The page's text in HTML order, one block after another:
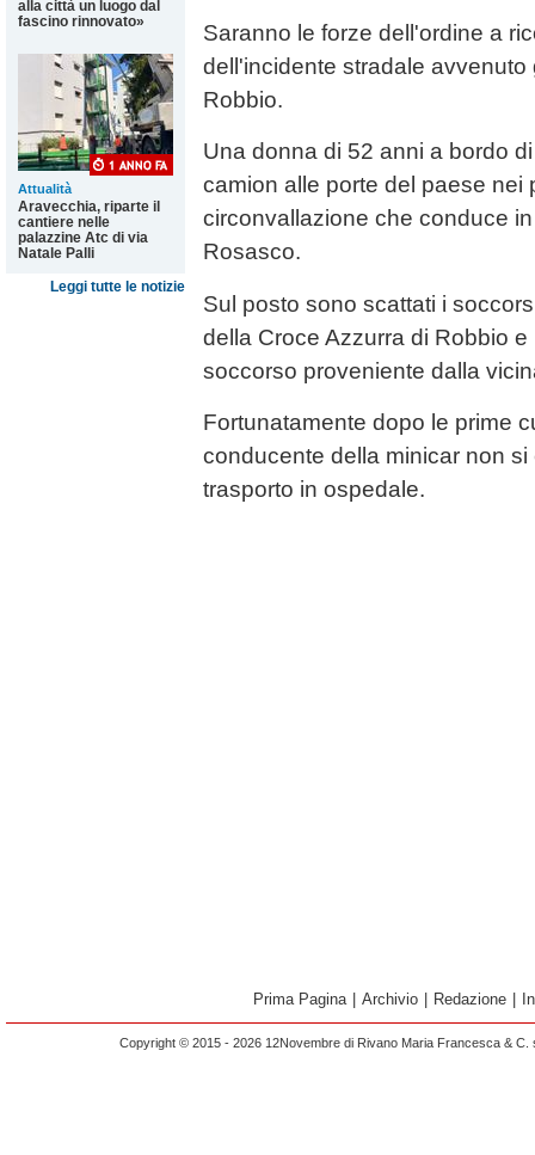
alla città un luogo dal
fascino rinnovato»
Attualità
Aravecchia, riparte il
cantiere nelle
palazzine Atc di via
Natale Palli
Leggi tutte le notizie
Saranno le forze dell'ordine a
dell'incidente stradale
Robbio.
Una donna di 52 anni a bordo
camion alle porte del paese nei
circonvallazione che conduce
Rosasco.
Sul posto sono scattati i
della Croce Azzurra di Robbio
soccorso proveniente dalla
Fortunatamente dopo le prime
conducente della minicar non
trasporto in ospedale.
Prima Pagina Archivio Redazione
Copyright © 2015 - 2026 12Novembre di Rivano Maria Francesca &